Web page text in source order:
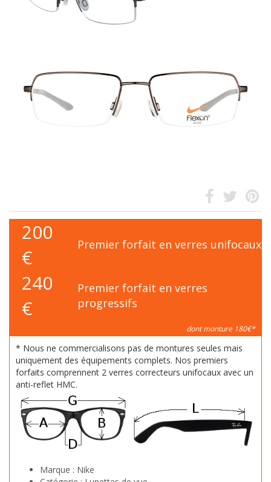
200
€
Premier forfait en verres unifocaux
240
€
Premier forfait en verres
progressifs
dont monture 180€*
* Nous ne commercialisons pas de montures seules mais
uniquement des équipements complets. Nos premiers
forfaits comprennent 2 verres correcteurs unifocaux avec un
anti-reflet HMC.
Marque : Nike